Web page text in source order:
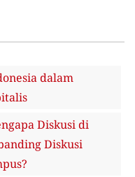
dalam
Diskusi di
Diskusi